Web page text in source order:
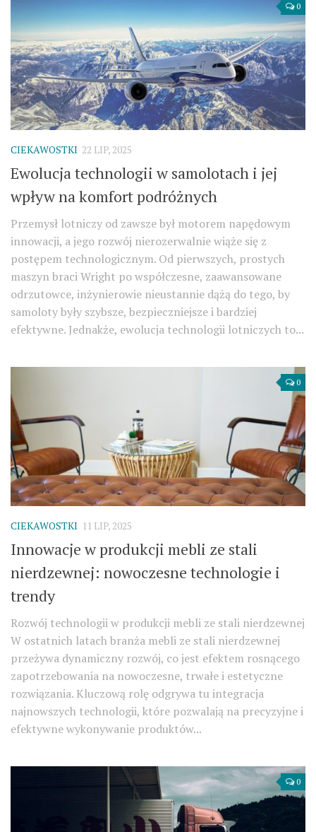
0
CIEKAWOSTKI 22 LIP, 2025
Ewolucja technologii w samolotach i jej
wpływ na komfort podróżnych
Przemysł lotniczy od zawsze był motorem napędowym
innowacji, a jego rozwój nierozerwalnie wiąże się z
postępem technologicznym. Od pierwszych, prostych
maszyn braci Wright po współczesne, zaawansowane
odrzutowce, inżynierowie nieustannie dążą do tego, by
samoloty były szybsze, bezpieczniejsze i bardziej
efektywne. Jednakże, ewolucja technologii lotniczych to...
0
CIEKAWOSTKI 11 LIP, 2025
Innowacje w produkcji mebli ze stali
nierdzewnej: nowoczesne technologie i
trendy
Rozwój technologii w produkcji mebli ze stali nierdzewnej
W ostatnich latach branża mebli ze stali nierdzewnej
przeżywa dynamiczny rozwój, co jest efektem rosnącego
zapotrzebowania na nowoczesne, trwałe i estetyczne
rozwiązania. Kluczową rolę odgrywa tu integracja
najnowszych technologii, które pozwalają na precyzyjne i
efektywne wykonywanie produktów...
0